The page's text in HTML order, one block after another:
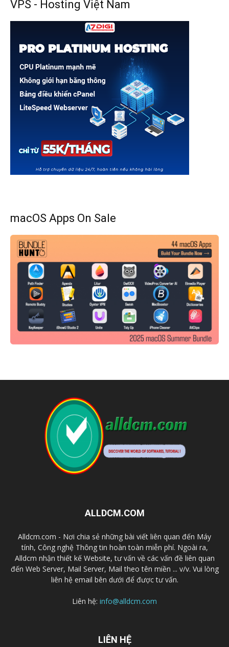
VPS - Hosting Việt Nam
macOS Apps On Sale
ALLDCM.COM
Alldcm.com - Nơi chia sẻ những bài viết liên quan đến Máy
tính, Công nghệ Thông tin hoàn toàn miễn phí. Ngoài ra,
Alldcm nhận thiết kế Website, tư vấn về các vấn đề liên quan
đến Web Server, Mail Server, Mail theo tên miền ... v/v. Vui lòng
liên hệ email bên dưới để được tư vấn.
Liên hệ: info@alldcm.com
LIÊN HỆ